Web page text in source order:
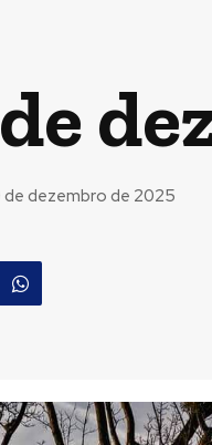
de dezembro de 2025